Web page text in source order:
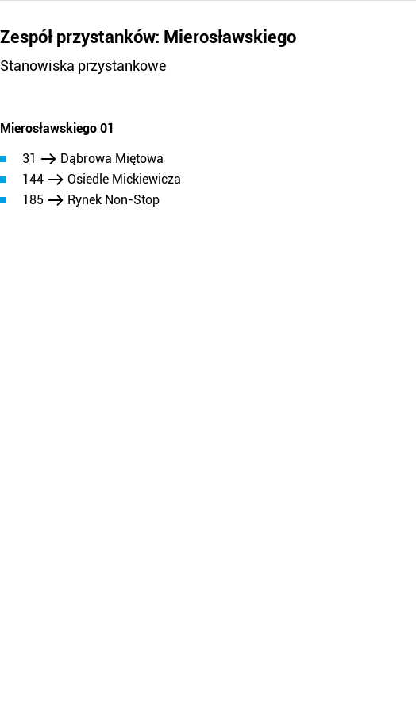
Zespół przystanków: Mierosławskiego
Stanowiska przystankowe
Mierosławskiego 01
31
Dąbrowa Miętowa
144
Osiedle Mickiewicza
185
Rynek Non-Stop